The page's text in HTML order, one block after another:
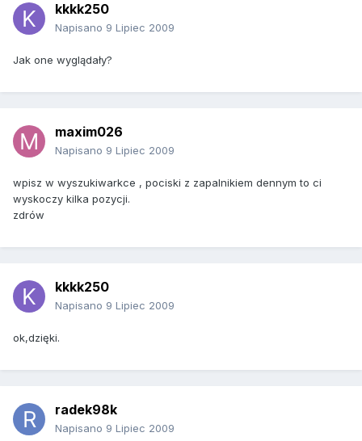
kkkk250
Napisano 9 Lipiec 2009
Jak one wyglądały?
maxim026
Napisano 9 Lipiec 2009
wpisz w wyszukiwarkce , pociski z zapalnikiem dennym to ci
wyskoczy kilka pozycji.
zdrów
kkkk250
Napisano 9 Lipiec 2009
ok,dzięki.
radek98k
Napisano 9 Lipiec 2009